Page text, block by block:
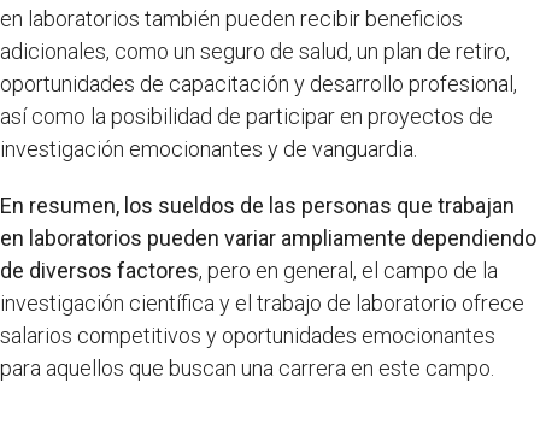
en laboratorios también pueden recibir beneficios
adicionales, como un seguro de salud, un plan de retiro,
oportunidades de capacitación y desarrollo profesional,
así como la posibilidad de participar en proyectos de
investigación emocionantes y de vanguardia.
En resumen, los sueldos de las personas que trabajan
en laboratorios pueden variar ampliamente dependiendo
de diversos factores, pero en general, el campo de la
investigación científica y el trabajo de laboratorio ofrece
salarios competitivos y oportunidades emocionantes
para aquellos que buscan una carrera en este campo.